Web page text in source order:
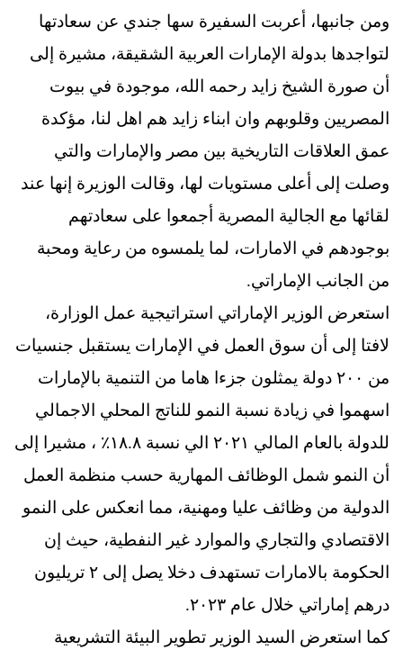
ومن جانبها، أعربت السفيرة سها جندي عن سعادتها
لتواجدها بدولة الإمارات العربية الشقيقة، مشيرة إلى
أن صورة الشيخ زايد رحمه الله، موجودة في بيوت
المصريين وقلوبهم وان ابناء زايد هم اهل لنا، مؤكدة
عمق العلاقات التاريخية بين مصر والإمارات والتي
وصلت إلى أعلى مستويات لها، وقالت الوزيرة إنها عند
لقائها مع الجالية المصرية أجمعوا على سعادتهم
بوجودهم في الامارات، لما يلمسوه من رعاية ومحبة
من الجانب الإماراتي.
استعرض الوزير الإماراتي استراتيجية عمل الوزارة،
لافتا إلى أن سوق العمل في الإمارات يستقبل جنسيات
من ٢٠٠ دولة يمثلون جزءا هاما من التنمية بالإمارات
اسهموا في زيادة نسبة النمو للناتج المحلي الاجمالي
للدولة بالعام المالي ٢٠٢١ الي نسبة ١٨.٨٪؜ ، مشيرا إلى
أن النمو شمل الوظائف المهارية حسب منظمة العمل
الدولية من وظائف عليا ومهنية، مما انعكس على النمو
الاقتصادي والتجاري والموارد غير النفطية، حيث إن
الحكومة بالامارات تستهدف دخلا يصل إلى ٢ تريليون
درهم إماراتي خلال عام ٢٠٢٣.
كما استعرض السيد الوزير تطوير البيئة التشريعية